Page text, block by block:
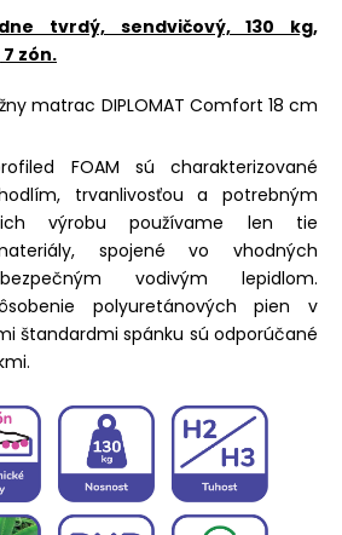
M
tvrdý, sendvičový, 130 kg,
zón.
matrac DIPLOMAT Comfort 18 cm
FOAM sú charakterizované
trvanlivosťou a potrebným
výrobu používame len tie
spojené vo vhodných
vodivým lepidlom.
polyuretánových pien v
štandardmi spánku sú odporúčané